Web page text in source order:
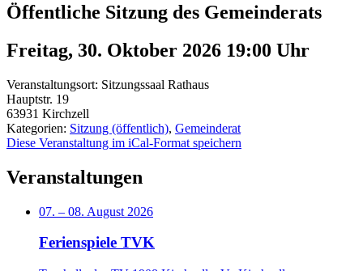
Öffentliche Sitzung des Gemeinderats
Freitag, 30. Oktober 2026 19:00 Uhr
Veranstaltungsort: Sitzungssaal Rathaus
Hauptstr. 19
63931 Kirchzell
Kategorien: Sitzung (öffentlich), Gemeinderat
Diese Veranstaltung im iCal-Format speichern
Veranstaltungen
07. – 08. August 2026
Ferienspiele TVK